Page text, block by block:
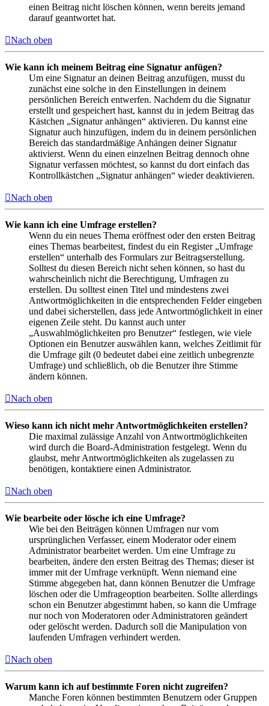
einen Beitrag nicht löschen können, wenn bereits jemand
darauf geantwortet hat.
Nach oben
Wie kann ich meinem Beitrag eine Signatur anfügen?
Um eine Signatur an deinen Beitrag anzufügen, musst du
zunächst eine solche in den Einstellungen in deinem
persönlichen Bereich entwerfen. Nachdem du die Signatur
erstellt und gespeichert hast, kannst du in jedem Beitrag das
Kästchen „Signatur anhängen“ aktivieren. Du kannst eine
Signatur auch hinzufügen, indem du in deinem persönlichen
Bereich das standardmäßige Anhängen deiner Signatur
aktivierst. Wenn du einen einzelnen Beitrag dennoch ohne
Signatur verfassen möchtest, so kannst du dort einfach das
Kontrollkästchen „Signatur anhängen“ wieder deaktivieren.
Nach oben
Wie kann ich eine Umfrage erstellen?
Wenn du ein neues Thema eröffnest oder den ersten Beitrag
eines Themas bearbeitest, findest du ein Register „Umfrage
erstellen“ unterhalb des Formulars zur Beitragserstellung.
Solltest du diesen Bereich nicht sehen können, so hast du
wahrscheinlich nicht die Berechtigung, Umfragen zu
erstellen. Du solltest einen Titel und mindestens zwei
Antwortmöglichkeiten in die entsprechenden Felder eingeben
und dabei sicherstellen, dass jede Antwortmöglichkeit in einer
eigenen Zeile steht. Du kannst auch unter
„Auswahlmöglichkeiten pro Benutzer“ festlegen, wie viele
Optionen ein Benutzer auswählen kann, welches Zeitlimit für
die Umfrage gilt (0 bedeutet dabei eine zeitlich unbegrenzte
Umfrage) und schließlich, ob die Benutzer ihre Stimme
ändern können.
Nach oben
Wieso kann ich nicht mehr Antwortmöglichkeiten erstellen?
Die maximal zulässige Anzahl von Antwortmöglichkeiten
wird durch die Board-Administration festgelegt. Wenn du
glaubst, mehr Antwortmöglichkeiten als zugelassen zu
benötigen, kontaktiere einen Administrator.
Nach oben
Wie bearbeite oder lösche ich eine Umfrage?
Wie bei den Beiträgen können Umfragen nur vom
ursprünglichen Verfasser, einem Moderator oder einem
Administrator bearbeitet werden. Um eine Umfrage zu
bearbeiten, ändere den ersten Beitrag des Themas; dieser ist
immer mit der Umfrage verknüpft. Wenn niemand eine
Stimme abgegeben hat, dann können Benutzer die Umfrage
löschen oder die Umfrageoption bearbeiten. Sollte allerdings
schon ein Benutzer abgestimmt haben, so kann die Umfrage
nur noch von Moderatoren oder Administratoren geändert
oder gelöscht werden. Dadurch soll die Manipulation von
laufenden Umfragen verhindert werden.
Nach oben
Warum kann ich auf bestimmte Foren nicht zugreifen?
Manche Foren können bestimmten Benutzern oder Gruppen